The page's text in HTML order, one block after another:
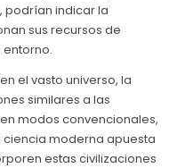
podrían indicar la
sus recursos de
el vasto universo, la
similares a las
modos convencionales,
ciencia moderna apuesta
estas civilizaciones